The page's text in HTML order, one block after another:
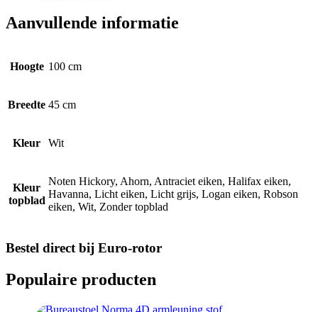
Aanvullende informatie
Hoogte 100 cm
Breedte 45 cm
Kleur Wit
Kleur
topblad
Noten Hickory, Ahorn, Antraciet eiken, Halifax eiken,
Havanna, Licht eiken, Licht grijs, Logan eiken, Robson
eiken, Wit, Zonder topblad
Bestel direct bij Euro-rotor
Populaire producten